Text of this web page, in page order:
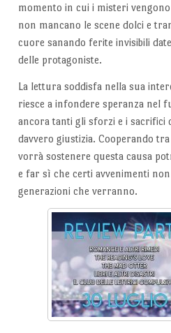
momento in cui i misteri
non mancano le scene dolci e
cuore sanando ferite invisibili
delle protagoniste.
La lettura soddisfa nella sua
riesce a infondere speranza nel
ancora tanti gli sforzi e i sacrifici
davvero giustizia. Cooperando
vorrà sostenere questa causa
e far sì che certi avvenimenti
generazioni che verranno.